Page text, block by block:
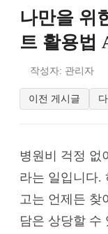
나만을 위
트 활용법
작성자: 관리자
이전 게시글
병원비 걱정 없
라는 일입니다.
고는 언제든 찾
담은 상당할 수